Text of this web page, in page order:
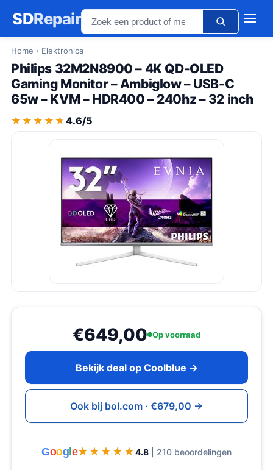
SDRepair
Home › Elektronica
Philips 32M2N8900 – 4K QD-OLED
Gaming Monitor – Ambiglow – USB-C
65w – KVM – HDR400 – 240hz – 32 inch
★★★★★
★★★★★ 4.6/5
€649,00 Op voorraad
Bekijk deal op Coolblue →
Ook bij bol.com · €679,00 →
Goog e★★★★★
★★★★★ 4.8 | 210 beoordelingen